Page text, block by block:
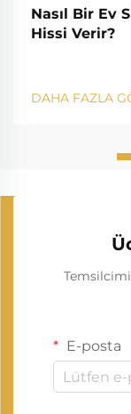
Nasıl Bir Ev
Hissi Verir?
DAHA FAZLA
E-posta